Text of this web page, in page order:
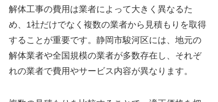
解体工事の費用は業者によって大きく異なるた
め、1社だけでなく複数の業者から見積もりを取得
することが重要です。静岡市駿河区には、地元の
解体業者や全国規模の業者が多数存在し、それぞ
れの業者で費用やサービス内容が異なります。